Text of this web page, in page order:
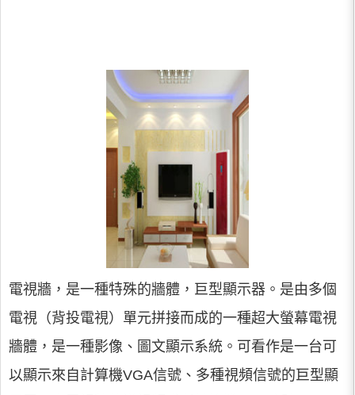
電視牆，是一種特殊的牆體，巨型顯示器。是由多個
電視（背投電視）單元拼接而成的一種超大螢幕電視
牆體，是一種影像、圖文顯示系統。可看作是一台可
以顯示來自計算機VGA信號、多種視頻信號的巨型顯